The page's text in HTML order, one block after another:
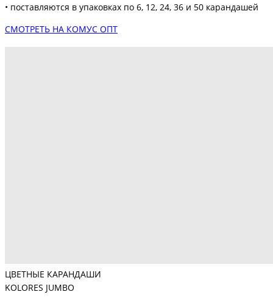
• поставляются в упаковках по 6, 12, 24, 36 и 50 карандашей
СМОТРЕТЬ НА КОМУС ОПТ
ЦВЕТНЫЕ КАРАНДАШИ
KOLORES JUMBO